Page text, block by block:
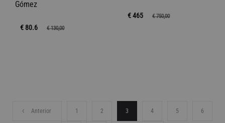
Gómez
€ 80.6 €130,00
€ 465 €750,00
Anterior 1 2 3 4 5 6